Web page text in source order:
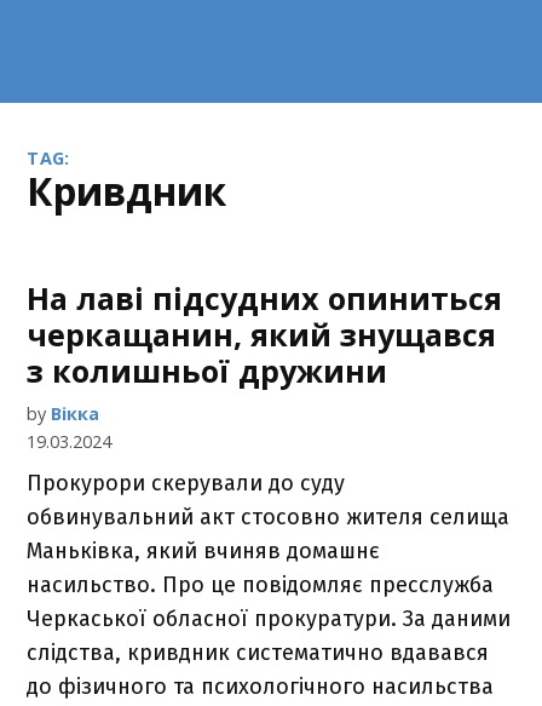
TAG:
кривдник
На лаві підсудних опиниться
черкащанин, який знущався
з колишньої дружини
by Вікка
19.03.2024
Прокурори скерували до суду
обвинувальний акт стосовно жителя селища
Маньківка, який вчиняв домашнє
насильство. Про це повідомляє пресслужба
Черкаської обласної прокуратури. За даними
слідства, кривдник систематично вдавався
до фізичного та психологічного насильства